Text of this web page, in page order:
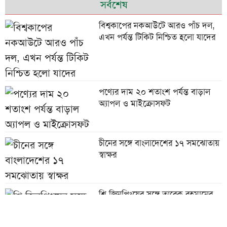
সর্বশেষ
বিশ্বকাপের নকআউটে আরও পাঁচ দল,
এখন পর্যন্ত টিকিট নিশ্চিত হলো যাদের
পণ্যের দাম ২০ শতাংশ পর্যন্ত বাড়াল
অ্যাপল ও মাইক্রোসফট
চীনের সঙ্গে বাংলাদেশের ১৭ সমঝোতায়
স্বাক্ষর
শি জিনপিংয়ের সঙ্গে তারেক রহমানের